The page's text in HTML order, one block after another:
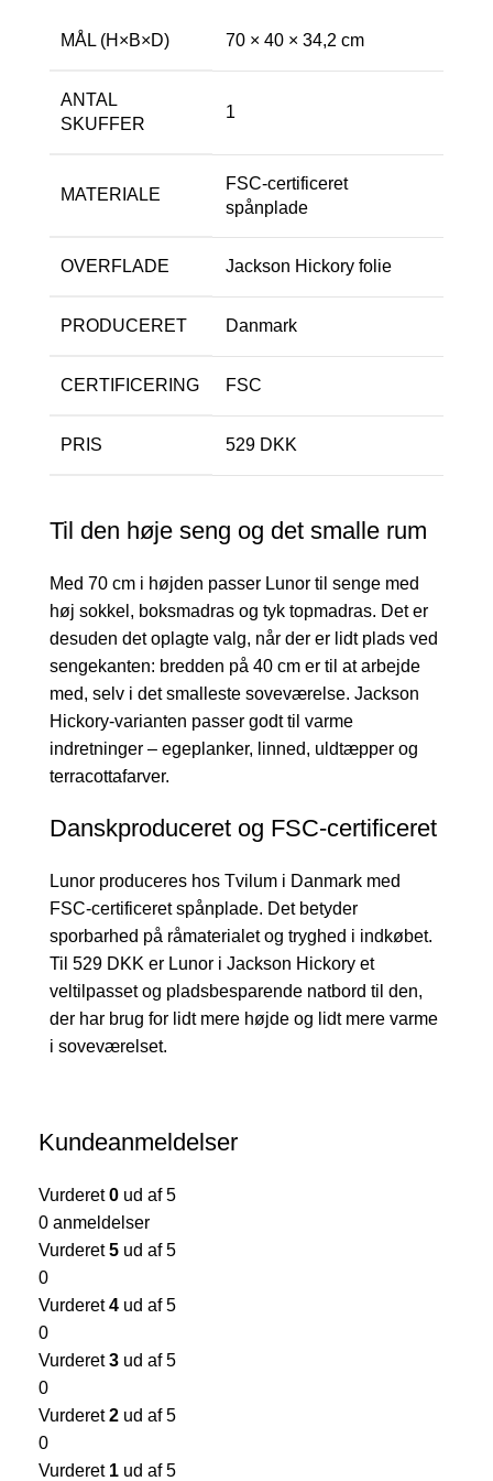
MÅL (H×B×D) 70 × 40 × 34,2 cm
ANTAL
SKUFFER
1
MATERIALE
FSC-certificeret
spånplade
OVERFLADE Jackson Hickory folie
PRODUCERET Danmark
CERTIFICERING FSC
PRIS 529 DKK
Til den høje seng og det smalle rum
Med 70 cm i højden passer Lunor til senge med
høj sokkel, boksmadras og tyk topmadras. Det er
desuden det oplagte valg, når der er lidt plads ved
sengekanten: bredden på 40 cm er til at arbejde
med, selv i det smalleste soveværelse. Jackson
Hickory-varianten passer godt til varme
indretninger – egeplanker, linned, uldtæpper og
terracottafarver.
Danskproduceret og FSC-certificeret
Lunor produceres hos Tvilum i Danmark med
FSC-certificeret spånplade. Det betyder
sporbarhed på råmaterialet og tryghed i indkøbet.
Til 529 DKK er Lunor i Jackson Hickory et
veltilpasset og pladsbesparende natbord til den,
der har brug for lidt mere højde og lidt mere varme
i soveværelset.
Kundeanmeldelser
Vurderet0 ud af 5
0 anmeldelser
Vurderet5 ud af 5
0
Vurderet4 ud af 5
0
Vurderet3 ud af 5
0
Vurderet2 ud af 5
0
Vurderet 1 ud af 5